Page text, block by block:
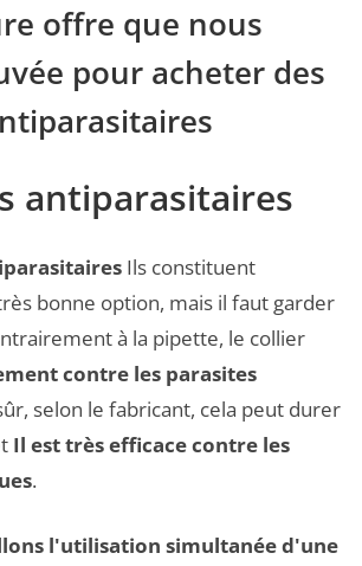
offre que nous
pour acheter des
antiparasitaires
Ils constituent
bonne option, mais il faut garder
à la pipette, le collier
contre les parasites
selon le fabricant, cela peut durer
Il est très efficace contre les
.
l'utilisation simultanée d'une